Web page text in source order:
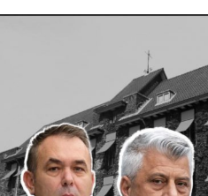
Ekonomi
Teknologji